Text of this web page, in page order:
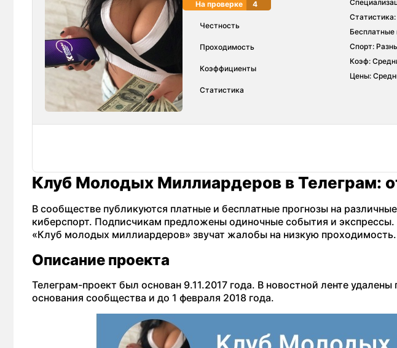
На проверке 4
Честность
Проходимость
Коэффициенты
Статистика
Статистика:
Бесплатные
Спорт:
Коэф:
Цены:
Клуб Молодых Миллиардеров в Телеграм:
В сообществе публикуются платные и бесплатные прогнозы на
киберспорт. Подписчикам предложены одиночные события и экспрессы.
«Клуб молодых миллиардеров» звучат жалобы на низкую проходимость.
Описание проекта
Телеграм-проект был основан 9.11.2017 года. В новостной ленте
основания сообщества и до 1 февраля 2018 года.